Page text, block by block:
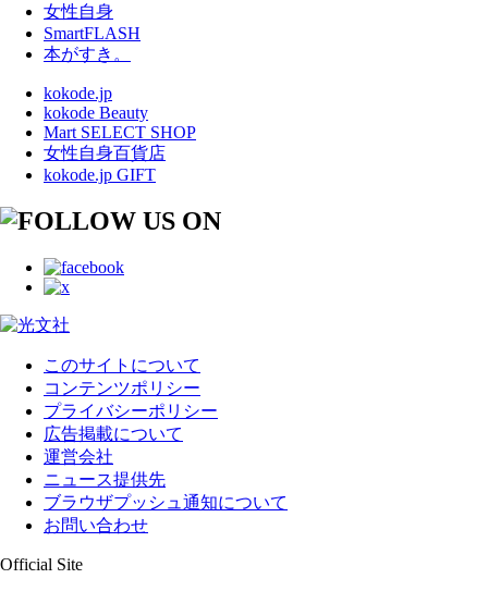
女性自身
SmartFLASH
本がすき。
kokode.jp
kokode Beauty
Mart SELECT SHOP
女性自身百貨店
kokode.jp GIFT
このサイトについて
コンテンツポリシー
プライバシーポリシー
広告掲載について
運営会社
ニュース提供先
ブラウザプッシュ通知について
お問い合わせ
Official Site